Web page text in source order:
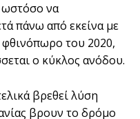
να
πάνω από εκείνα με
του 2020,
ο κύκλος ανόδου.
βρεθεί λύση
βρουν το δρόμο